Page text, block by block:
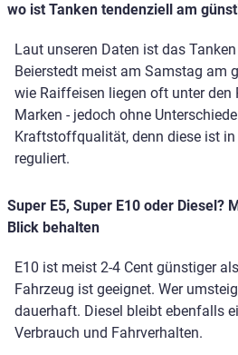
wo ist Tanken tendenziell am
Laut unseren Daten ist das
Beierstedt meist am Samstag am
wie Raiffeisen liegen oft unter den
Marken - jedoch ohne
Kraftstoffqualität, denn diese ist
reguliert.
Super E5, Super E10 oder Diesel?
Blick behalten
E10 ist meist 2-4 Cent günstiger
Fahrzeug ist geeignet. Wer
dauerhaft. Diesel bleibt ebenfalls
Verbrauch und Fahrverhalten.